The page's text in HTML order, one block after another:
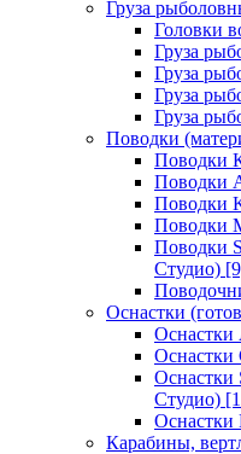
Груза
Головки
Груза
Груза
Груза
Груза
Поводки
Поводки
Поводки
Поводки
Поводки
Поводки
Студио)
Оснастки
Оснастки
Оснастки
Оснастки
Студио)
Оснастки
Карабины,